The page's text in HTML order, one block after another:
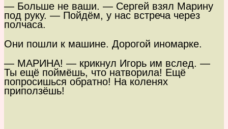
— Больше не ваши. — Сергей взял Марину
под руку. — Пойдём, у нас встреча через
полчаса.
Они пошли к машине. Дорогой иномарке.
— МАРИНА! — крикнул Игорь им вслед. —
Ты ещё поймёшь, что натворила! Ещё
попросишься обратно! На коленях
приползёшь!